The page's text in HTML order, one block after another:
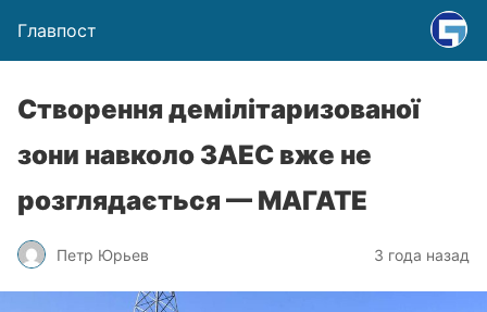
Главпост
Створення демілітаризованої
зони навколо ЗАЕС вже не
розглядається — МАГАТЕ
Петр Юрьев 3 года назад